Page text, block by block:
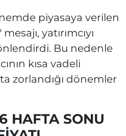
piyasaya verilen
yatırımcıyı
Bu nedenle
kısa vadeli
zorlandığı dönemler
HAFTA SONU